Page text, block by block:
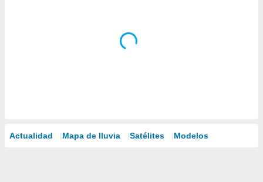
Actualidad Mapa de lluvia Satélites Modelos